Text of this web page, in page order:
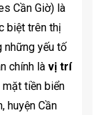
Cần Giờ) là
biệt trên thị
những yếu tố
chính là vị trí
tiền biển
huyện Cần